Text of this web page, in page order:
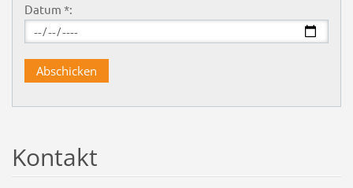
Datum *:
Kontakt